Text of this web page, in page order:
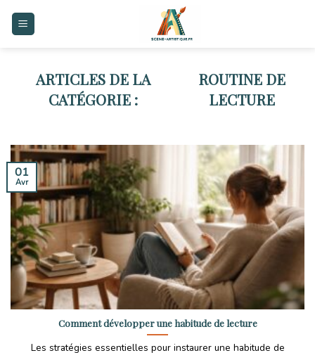
ROUTINE DE
LECTURE
Comment développer une habitude de lecture
Les stratégies essentielles pour instaurer une habitude de
01
Avr